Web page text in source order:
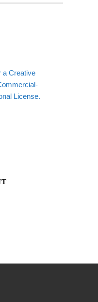
a Creative
License.